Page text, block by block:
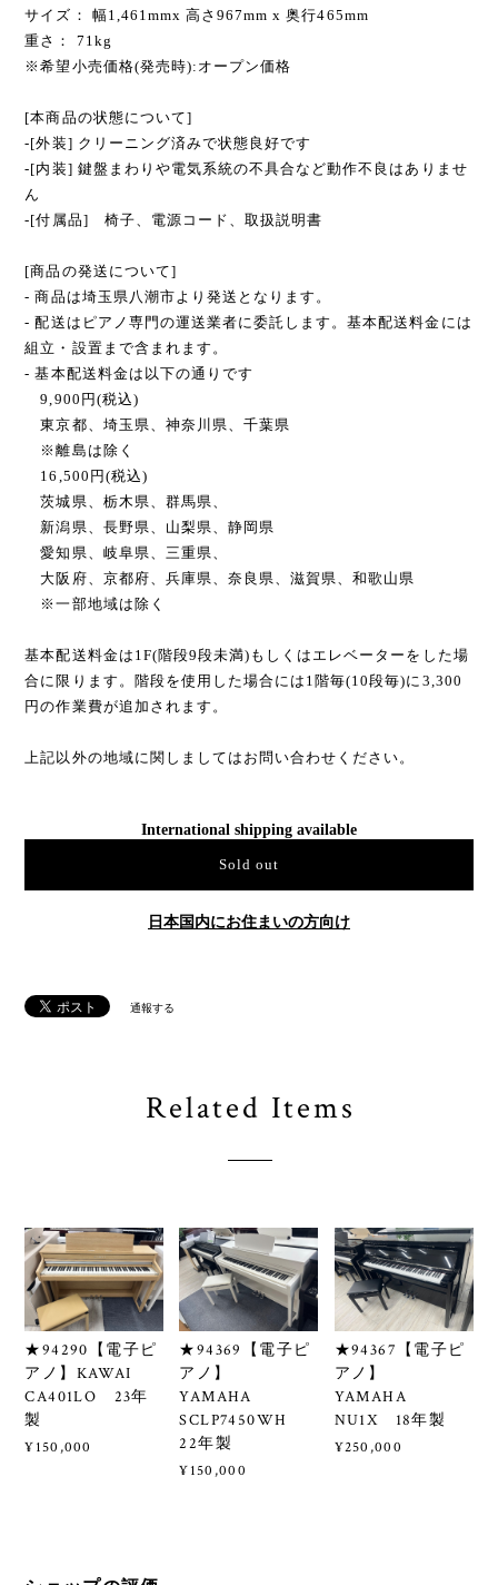
サイズ： 幅1,461mmx 高さ967mm x 奥行465mm
重さ： 71kg
※希望小売価格(発売時):オープン価格
[本商品の状態について]
-[外装] クリーニング済みで状態良好です
-[内装] 鍵盤まわりや電気系統の不具合など動作不良はありませ
ん
-[付属品] 椅子、電源コード、取扱説明書
[商品の発送について]
- 商品は埼玉県八潮市より発送となります。
- 配送はピアノ専門の運送業者に委託します。基本配送料金には
組立・設置まで含まれます。
- 基本配送料金は以下の通りです
9,900円(税込)
東京都、埼玉県、神奈川県、千葉県
※離島は除く
16,500円(税込)
茨城県、栃木県、群馬県、
新潟県、長野県、山梨県、静岡県
愛知県、岐阜県、三重県、
大阪府、京都府、兵庫県、奈良県、滋賀県、和歌山県
※一部地域は除く
基本配送料金は1F(階段9段未満)もしくはエレベーターをした場
合に限ります。階段を使用した場合には1階毎(10段毎)に3,300
円の作業費が追加されます。
上記以外の地域に関しましてはお問い合わせください。
International shipping available
Sold out
日本国内にお住まいの方向け
通報する
Related Items
★94290【電子ピ
アノ】KAWAI
CA401LO 23年
製
¥150,000
★94369【電子ピ
アノ】
YAMAHA
SCLP7450WH
22年製
¥150,000
★94367【電子ピ
アノ】
YAMAHA
NU1X 18年製
¥250,000